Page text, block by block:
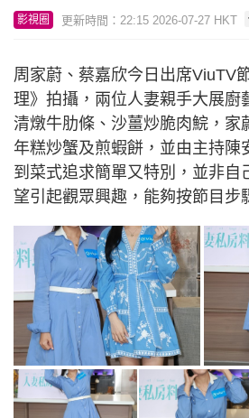
影視圈 更新時間：22:15 2026-07-27 HKT
周家蔚、蔡嘉欣今日出席ViuTV
理》拍攝，兩位人妻親手大展廚
清燉牛肋條、沙薑炒脆肉鯇，家
年糕炒蟹及煎蝦餅，並由主持陳
到菜式追求簡單又特別，並非自
望引起觀眾興趣，能夠按節目步